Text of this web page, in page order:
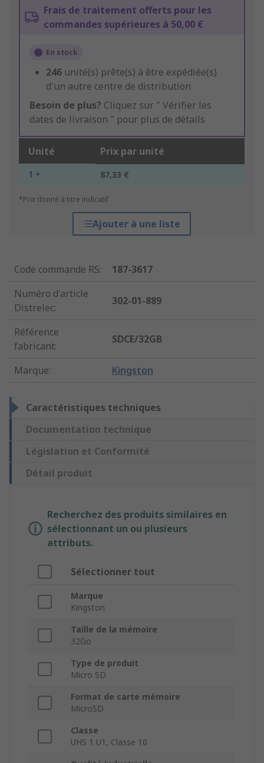
Frais de traitement offerts pour les
commandes supérieures à 50,00 €
En stock
246 unité(s) prête(s) à être expédiée(s)
d'un autre centre de distribution
Besoin de plus? Cliquez sur " Vérifier les
dates de livraison " pour plus de détails
Unité Prix par unité
1 + 87,33 €
*Prix donné à titre indicatif
Ajouter à une liste
Code commande RS:
187-3617
Numéro d'article
Distrelec:
302-01-889
Référence
fabricant:
SDCE/32GB
Marque: Kingston
Caractéristiques techniques
Documentation technique
Législation et Conformité
Détail produit
Recherchez des produits similaires en
sélectionnant un ou plusieurs
attributs.
Sélectionner tout
Marque
Kingston
Taille de la mémoire
32Go
Type de produit
Micro SD
Format de carte mémoire
MicroSD
Classe
UHS 1 U1, Classe 10